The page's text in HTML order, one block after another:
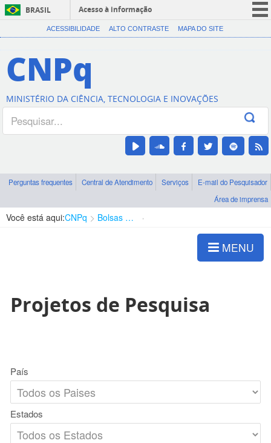
BRASIL
Acesso à informação
CORONAVÍRUS (COVID-19)
Canais
ACESSIBILIDADE ALTO CONTRASTE MAPA DO SITE
CNPq
MINISTÉRIO DA CIÊNCIA, TECNOLOGIA E INOVAÇÕES
Perguntas frequentes Central de Atendimento Serviços
E-mail do Pesquisador
Área de imprensa
Você está aqui:CNPq Bolsas e Auxílios Vigentes
MENU
Projetos de Pesquisa
País
Estados